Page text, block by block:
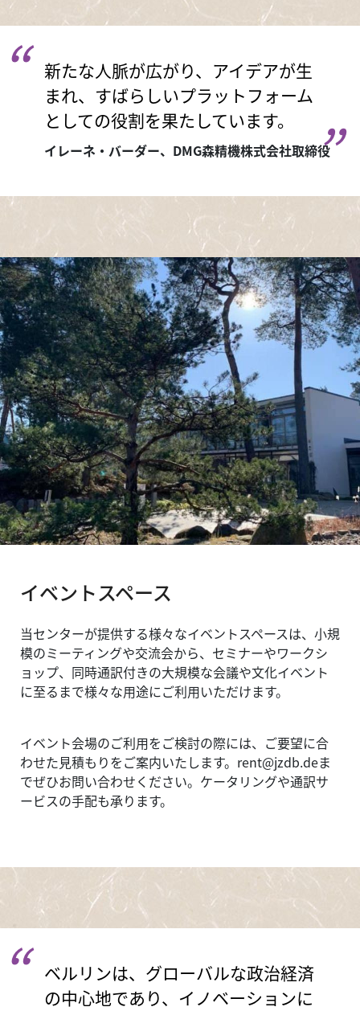
新たな人脈が広がり、アイデアが生
まれ、すばらしいプラットフォーム
としての役割を果たしています。
イレーネ・バーダー、DMG森精機株式会社取締役
イベントスペース
当センターが提供する様々なイベントスペースは、小規
模のミーティングや交流会から、セミナーやワークシ
ョップ、同時通訳付きの大規模な会議や文化イベント
に至るまで様々な用途にご利用いただけます。
イベント会場のご利用をご検討の際には、ご要望に合
わせた見積もりをご案内いたします。rent@jzdb.deま
でぜひお問い合わせください。ケータリングや通訳サ
ービスの手配も承ります。
ベルリンは、グローバルな政治経済
の中心地であり、イノベーションに